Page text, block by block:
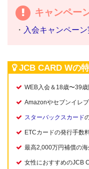
キャンペー
・ 入会キャンペーン
JCB CARD Wの
WEB入会＆18歳〜39
Amazonやセブンイレ
スターバックスカード
ETCカードの発行手数
最高2,000万円補償の
女性におすすめのJCB